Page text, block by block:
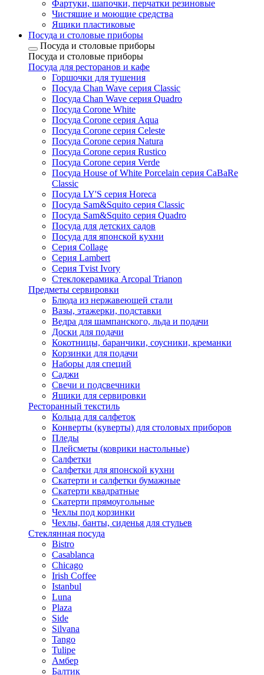
Фартуки, шапочки, перчатки резиновые
Чистящие и моющие средства
Ящики пластиковые
Посуда и столовые приборы
Посуда и столовые приборы
Посуда и столовые приборы
Посуда для ресторанов и кафе
Горшочки для тушения
Посуда Chan Wave серия Classic
Посуда Chan Wave серия Quadro
Посуда Corone White
Посуда Corone серия Aqua
Посуда Corone серия Celeste
Посуда Corone серия Natura
Посуда Corone серия Rustico
Посуда Corone серия Verde
Посуда House of White Porcelain серия CaBaRe
Classic
Посуда LY'S серия Horeca
Посуда Sam&Squito серия Classic
Посуда Sam&Squito серия Quadro
Посуда для детских садов
Посуда для японской кухни
Серия Collage
Серия Lambert
Серия Tvist Ivory
Стеклокерамика Arcopal Trianon
Предметы сервировки
Блюда из нержавеющей стали
Вазы, этажерки, подставки
Ведра для шампанского, льда и подачи
Доски для подачи
Кокотницы, баранчики, соусники, креманки
Корзинки для подачи
Наборы для специй
Саджи
Свечи и подсвечники
Ящики для сервировки
Ресторанный текстиль
Кольца для салфеток
Конверты (куверты) для столовых приборов
Пледы
Плейсметы (коврики настольные)
Салфетки
Салфетки для японской кухни
Скатерти и салфетки бумажные
Скатерти квадратные
Скатерти прямоугольные
Чехлы под корзинки
Чехлы, банты, сиденья для стульев
Стеклянная посуда
Bistro
Casablanca
Chicago
Irish Coffee
Istanbul
Luna
Plaza
Side
Silvana
Tango
Tulipe
Амбер
Балтик